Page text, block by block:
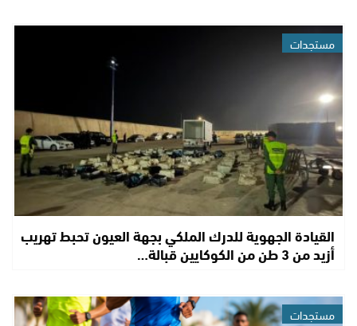
مستجدات
القيادة الجهوية للدرك الملكي بجهة العيون تحبط تهريب
أزيد من 3 طن من الكوكايين قبالة…
مستجدات